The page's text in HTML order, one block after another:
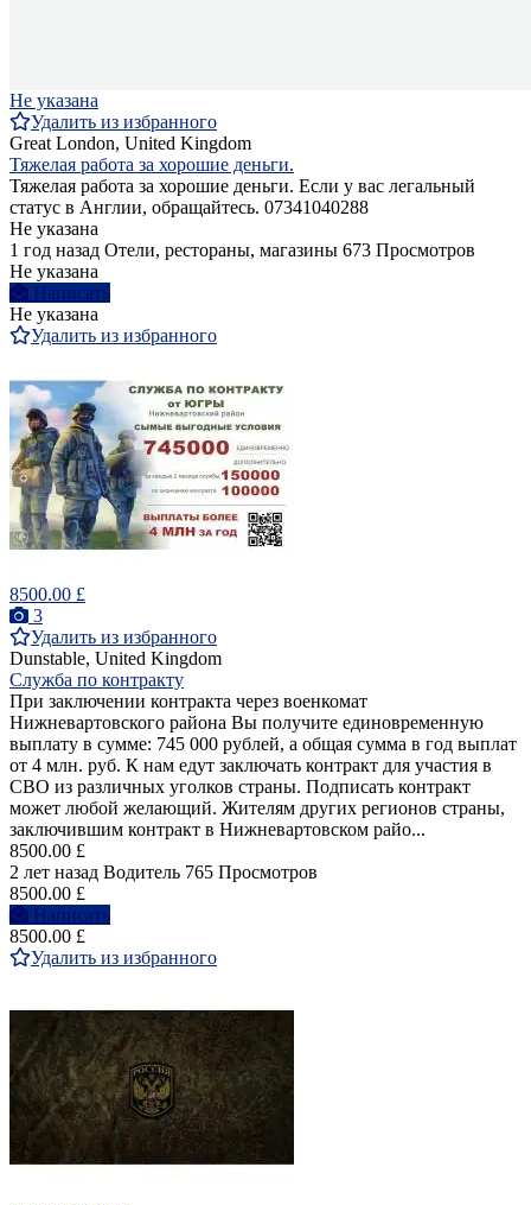
Не указана
Удалить из избранного
Great London, United Kingdom
Тяжелая работа за хорошие деньги.
Тяжелая работа за хорошие деньги. Если у вас легальный
статус в Англии, обращайтесь. 07341040288
Не указана
1 год назад Отели, рестораны, магазины 673 Просмотров
Не указана
Написать
Не указана
Удалить из избранного
8500.00 £
3
Удалить из избранного
Dunstable, United Kingdom
Служба по контракту
При заключении контракта через военкомат
Нижневартовского района Вы получите единовременную
выплату в сумме: 745 000 рублей, а общая сумма в год выплат
от 4 млн. руб. К нам едут заключать контракт для участия в
СВО из различных уголков страны. Подписать контракт
может любой желающий. Жителям других регионов страны,
заключившим контракт в Нижневартовском райо...
8500.00 £
2 лет назад Водитель 765 Просмотров
8500.00 £
Написать
8500.00 £
Удалить из избранного